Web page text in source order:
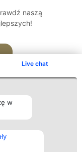
Live chat
w
naszą
Kontakt
Kontakt